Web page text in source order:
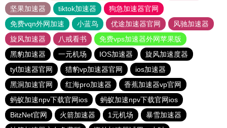
坚果加速器
tiktok加速器
狗急加速器官网
免费vqn外网加速
小蓝鸟 优途加速器官网
风驰加速器
旋风加速器
八戒看书
免费vps加速器外网苹果版
黑豹加速器
一元机场 IOS加速器
旋风加速度器
tyl加速器官网
猎豹vp加速器官网
ios加速器
黑洞加速官网
红海pro加速器
香蕉加速器vp官网
蚂蚁加速npv下载官网ios
蚂蚁加速npv下载官网ios
BitzNet官网
火箭加速器 1元机场
暴雪加速器